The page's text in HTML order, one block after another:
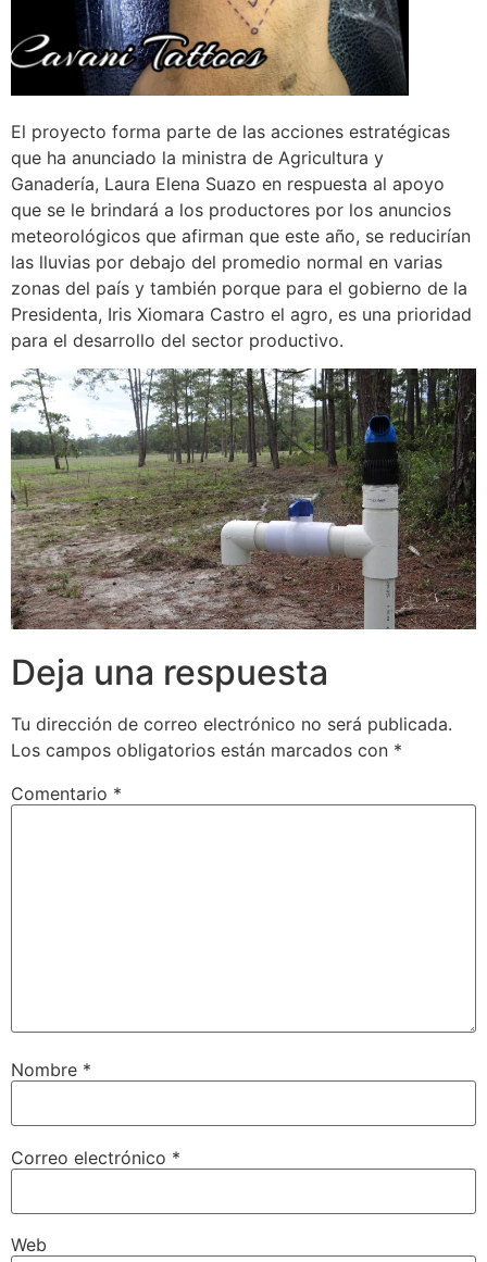
El proyecto forma parte de las acciones estratégicas
que ha anunciado la ministra de Agricultura y
Ganadería, Laura Elena Suazo en respuesta al apoyo
que se le brindará a los productores por los anuncios
meteorológicos que afirman que este año, se reducirían
las lluvias por debajo del promedio normal en varias
zonas del país y también porque para el gobierno de la
Presidenta, Iris Xiomara Castro el agro, es una prioridad
para el desarrollo del sector productivo.
Deja una respuesta
Tu dirección de correo electrónico no será publicada.
Los campos obligatorios están marcados con *
Comentario *
Nombre *
Correo electrónico *
Web